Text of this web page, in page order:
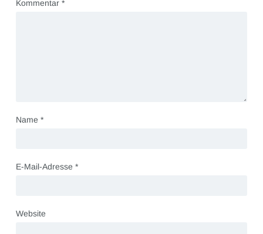
Kommentar *
Name *
E-Mail-Adresse *
Website